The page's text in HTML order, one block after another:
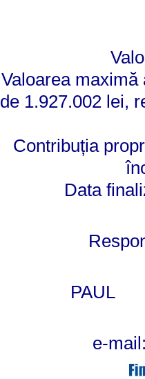
Valoarea maximă
de 1.927.002 lei,
Contribuția
Data
e-